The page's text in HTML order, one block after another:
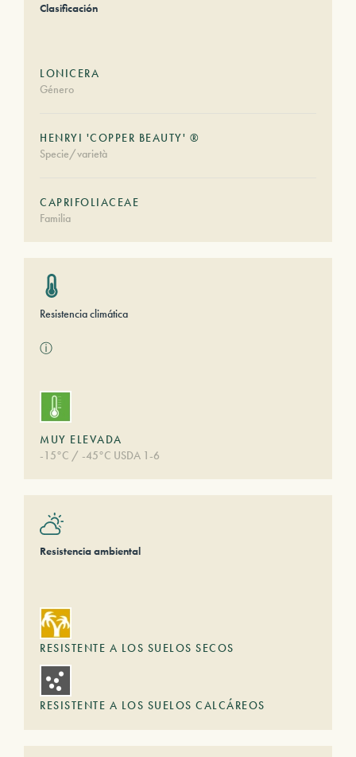
Clasificación
LONICERA
Género
HENRYI 'COPPER BEAUTY' ®
Specie/varietà
CAPRIFOLIACEAE
Familia
Resistencia climática
ⓘ
MUY ELEVADA
-15°C / -45°C USDA 1-6
Resistencia ambiental
RESISTENTE A LOS SUELOS SECOS
RESISTENTE A LOS SUELOS CALCÁREOS